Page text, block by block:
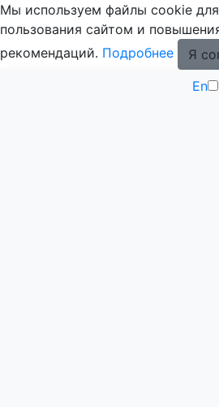
Мы используем файлы cookie
пользования сайтом и
рекомендаций. Подробнее
Я
En